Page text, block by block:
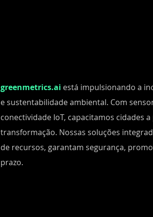
greenmetrics.ai está impulsionando a
e sustentabilidade ambiental. Com
conectividade IoT, capacitamos cidades
transformação. Nossas soluções
de recursos, garantam segurança,
prazo.